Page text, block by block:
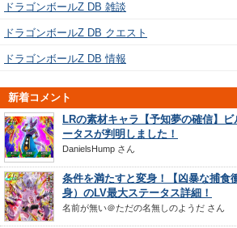
ドラゴンボールZ DB 雑談
ドラゴンボールZ DB クエスト
ドラゴンボールZ DB 情報
新着コメント
LRの素材キャラ【予知夢の確信】
ータスが判明しました！
DanielsHump さん
条件を満たすと変身！【凶暴な捕食
身）のLV最大ステータス詳細！
名前が無い＠ただの名無しのようだ さん